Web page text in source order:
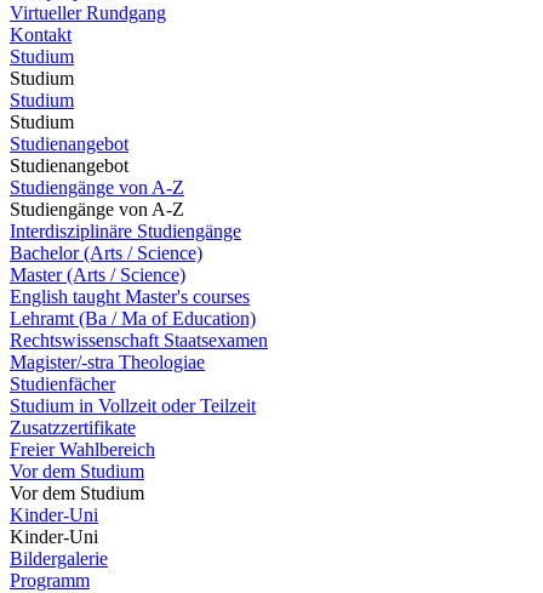
Virtueller Rundgang
Kontakt
Studium
Studium
Studium
Studium
Studienangebot
Studienangebot
Studiengänge von A-Z
Studiengänge von A-Z
Interdisziplinäre Studiengänge
Bachelor (Arts / Science)
Master (Arts / Science)
English taught Master's courses
Lehramt (Ba / Ma of Education)
Rechtswissenschaft Staatsexamen
Magister/-stra Theologiae
Studienfächer
Studium in Vollzeit oder Teilzeit
Zusatzzertifikate
Freier Wahlbereich
Vor dem Studium
Vor dem Studium
Kinder-Uni
Kinder-Uni
Bildergalerie
Programm